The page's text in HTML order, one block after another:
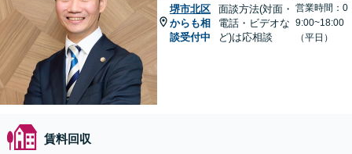
堺市北区
からも相
談受付中
面談方法(対面・
電話・ビデオな
ど)は応相談
営業時間：0
9:00~18:00
（平日）
賃料回収